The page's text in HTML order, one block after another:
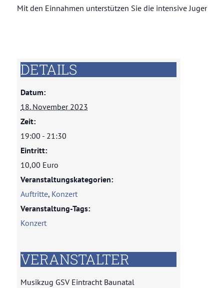
Mit den Einnahmen unterstützen Sie die intensive
DETAILS
Datum:
18. November 2023
Zeit:
19:00 - 21:30
Eintritt:
10,00 Euro
Veranstaltungskategorien:
Auftritte, Konzert
Veranstaltung-Tags:
Konzert
VERANSTALTER
Musikzug GSV Eintracht Baunatal
Musikzug buchen